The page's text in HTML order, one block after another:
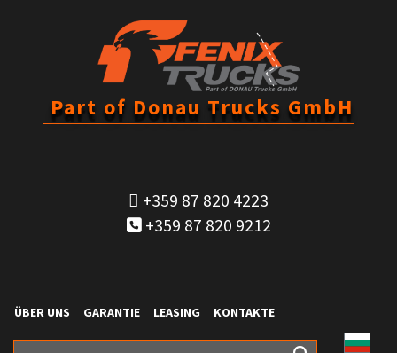
Part of Donau Trucks GmbH
+359 87 820 4223
+359 87 820 9212
ÜBER UNS GARANTIE LEASING KONTAKTE